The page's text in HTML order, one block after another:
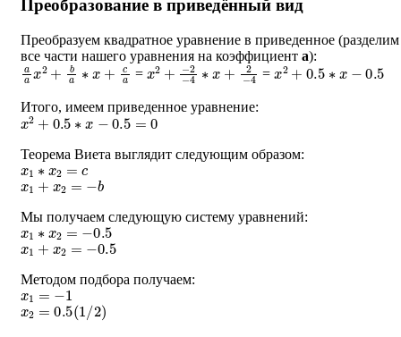
Преобразование в приведённый вид
Преобразуем квадратное уравнение в приведенное (разделим
все части нашего уравнения на коэффициент a):
aax2+ba∗x+ca = x2+
−2−4∗x+2−4 =x2+ 0.5∗ 0.5
Итого, имеем приведенное уравнение:
x2+0.5∗x−0.5=0
Теорема Виета выглядит следующим образом:
x1∗x2= c
x1 + x2 =− b
Мы получаем следующую систему уравнений:
x1∗x2=−0.5
x1 + x2 =− 0.5
Методом подбора получаем:
x1=−1
x2 =0.5 (1/ )